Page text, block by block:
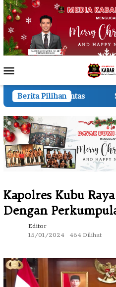
Loncat
ke
konten
Mobile
Berita Pilihan
Semarak HUT ke-81
Kapolres Kubu
Dengan
Editor
15/01/2024
464 Dilihat